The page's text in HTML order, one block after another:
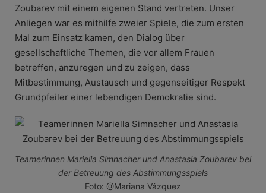
Zoubarev mit einem eigenen Stand vertreten. Unser
Anliegen war es mithilfe zweier Spiele, die zum ersten
Mal zum Einsatz kamen, den Dialog über
gesellschaftliche Themen, die vor allem Frauen
betreffen, anzuregen und zu zeigen, dass
Mitbestimmung, Austausch und gegenseitiger Respekt
Grundpfeiler einer lebendigen Demokratie sind.
Teamerinnen Mariella Simnacher und Anastasia Zoubarev bei
der Betreuung des Abstimmungsspiels
Foto: @Mariana Vázquez